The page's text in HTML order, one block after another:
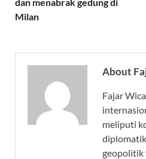
Milan
About
Fajar
meliputi
geopolitik